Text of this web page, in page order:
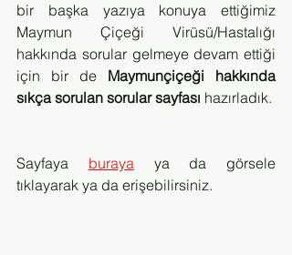
bir başka yazıya konuya ettiğimiz
Maymun Çiçeği Virüsü/Hastalığı
hakkında sorular gelmeye devam ettiği
için bir de Maymunçiçeği hakkında
sıkça sorulan sorular sayfası hazırladık.
Sayfaya buraya ya da görsele
tıklayarak ya da erişebilirsiniz.